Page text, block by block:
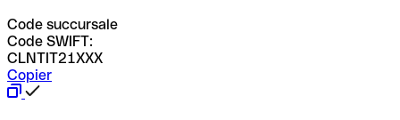
Code succursale
Code SWIFT:
CLNTIT21XXX
Copier